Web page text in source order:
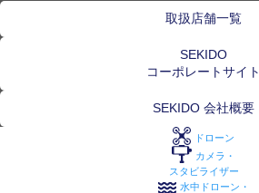
取扱店舗一覧
SEKIDO
コーポレートサイト
SEKIDO 会社概要
ドローン
カメラ・
スタビライザー
水中ドローン・